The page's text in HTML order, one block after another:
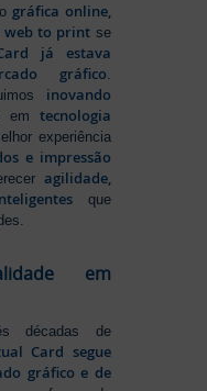
gráfica online,
web to printse
já estava
gráfico.
inovando
em tecnologia
experiência
e impressão
agilidade,
que
em
décadas de
Card segue
gráfico e de